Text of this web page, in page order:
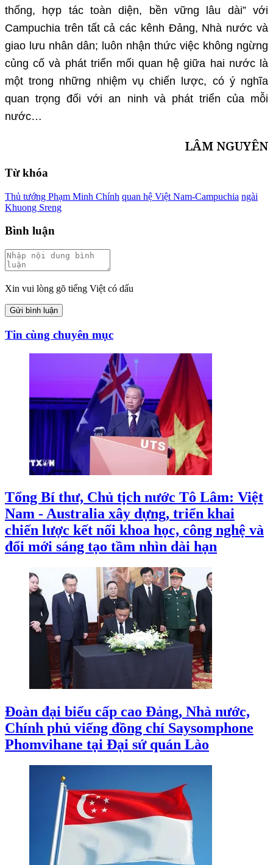
thống, hợp tác toàn diện, bền vững lâu dài” với
Campuchia trên tất cả các kênh Đảng, Nhà nước và
giao lưu nhân dân; luôn nhận thức việc không ngừng
củng cố và phát triển mối quan hệ giữa hai nước là
một trong những nhiệm vụ chiến lược, có ý nghĩa
quan trọng đối với an ninh và phát triển của mỗi
nước…
LÂM NGUYÊN
Từ khóa
Thủ tướng Phạm Minh Chính quan hệ Việt Nam-Campuchia ngài
Khuong Sreng
Bình luận
Xin vui lòng gõ tiếng Việt có dấu
Gửi bình luận
Tin cùng chuyên mục
Tổng Bí thư, Chủ tịch nước Tô Lâm: Việt
Nam - Australia xây dựng, triển khai
chiến lược kết nối khoa học, công nghệ và
đổi mới sáng tạo tầm nhìn dài hạn
Đoàn đại biểu cấp cao Đảng, Nhà nước,
Chính phủ viếng đồng chí Saysomphone
Phomvihane tại Đại sứ quán Lào